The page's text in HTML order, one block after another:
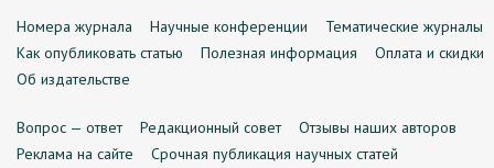
Номера журнала Научные конференции
Тематические журналы
Как опубликовать статью
Полезная информация
Оплата и скидки
Об издательстве
Вопрос — ответ Редакционный совет
Отзывы наших авторов
Реклама на сайте
Срочная публикация научных статей